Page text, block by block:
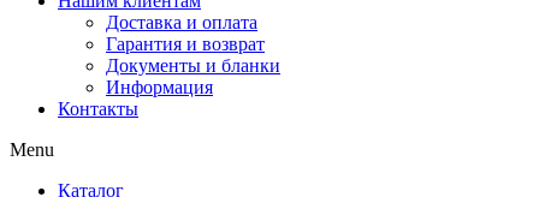
Доставка и оплата
Гарантия и возврат
Документы и бланки
Информация
Контакты
Menu
Каталог